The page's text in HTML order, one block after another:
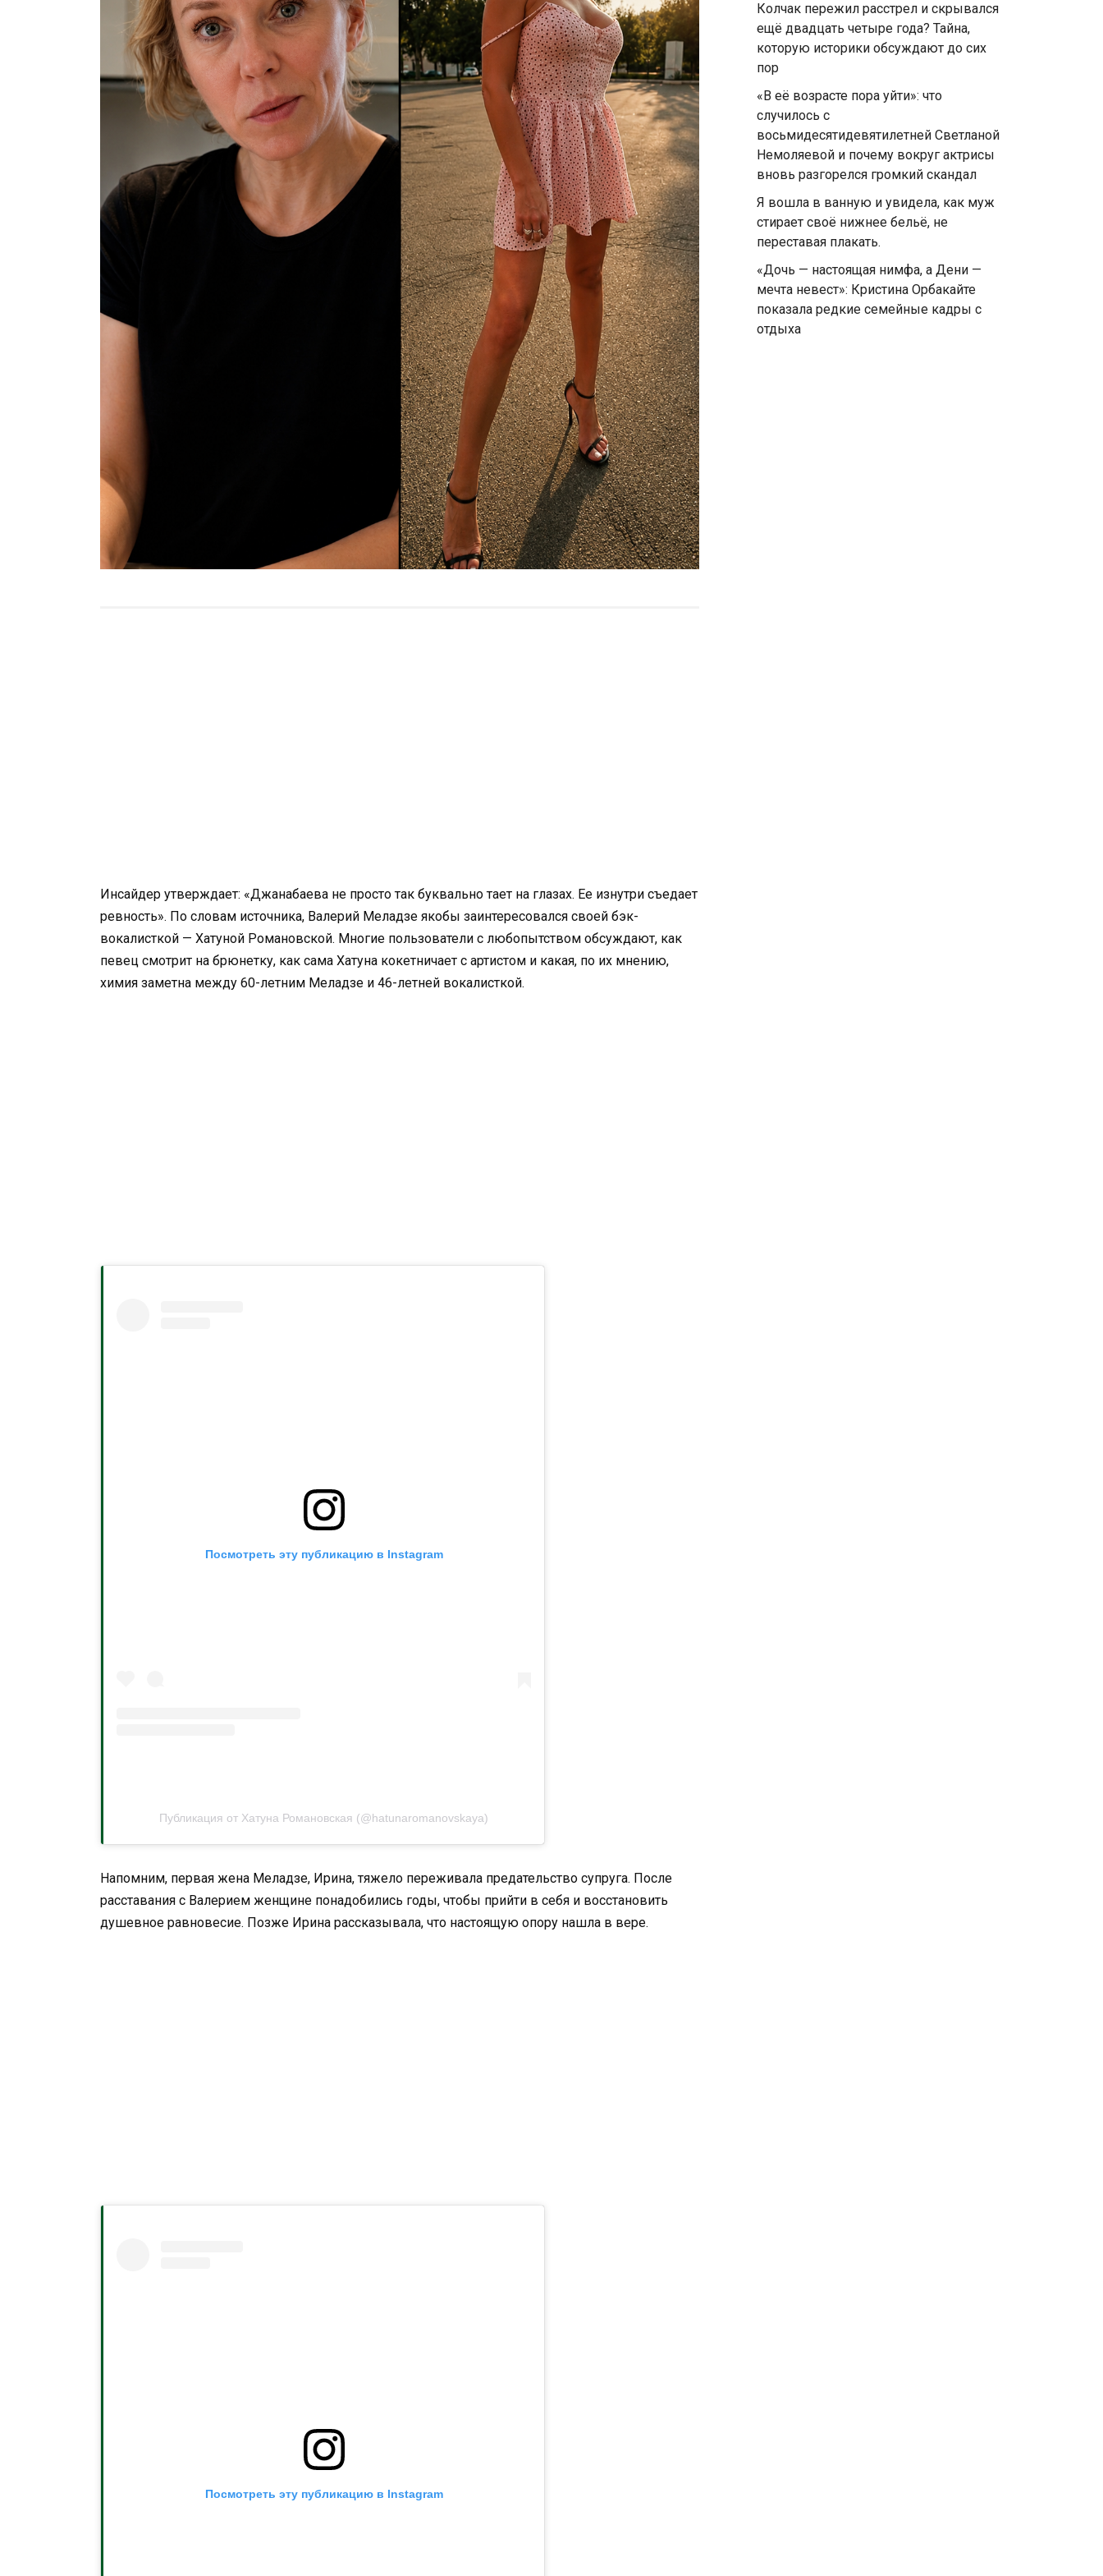
Инсайдер утверждает: «Джанабаева не просто так буквально тает на глазах. Ее изнутри съедает
ревность». По словам источника, Валерий Меладзе якобы заинтересовался своей бэк-
вокалисткой — Хатуной Романовской. Многие пользователи с любопытством обсуждают, как
певец смотрит на брюнетку, как сама Хатуна кокетничает с артистом и какая, по их мнению,
химия заметна между 60-летним Меладзе и 46-летней вокалисткой.
Посмотреть эту публикацию в Instagram
Публикация от Хатуна Романовская (@hatunaromanovskaya)
Напомним, первая жена Меладзе, Ирина, тяжело переживала предательство супруга. После
расставания с Валерием женщине понадобились годы, чтобы прийти в себя и восстановить
душевное равновесие. Позже Ирина рассказывала, что настоящую опору нашла в вере.
Посмотреть эту публикацию в Instagram
Колчак пережил расстрел и скрывался
ещё двадцать четыре года? Тайна,
которую историки обсуждают до сих
пор
«В её возрасте пора уйти»: что
случилось с
восьмидесятидевятилетней Светланой
Немоляевой и почему вокруг актрисы
вновь разгорелся громкий скандал
Я вошла в ванную и увидела, как муж
стирает своё нижнее бельё, не
переставая плакать.
«Дочь — настоящая нимфа, а Дени —
мечта невест»: Кристина Орбакайте
показала редкие семейные кадры с
отдыха